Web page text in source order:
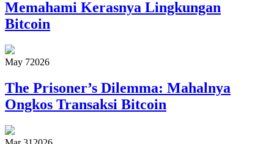
Memahami Kerasnya Lingkungan
Bitcoin
May 72026
The Prisoner’s Dilemma: Mahalnya
Ongkos Transaksi Bitcoin